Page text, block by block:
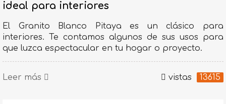
ideal para interiores
El Granito Blanco Pitaya es un clásico para
interiores. Te contamos algunos de sus usos para
que luzca espectacular en tu hogar o proyecto.
Leer más vistas 13615